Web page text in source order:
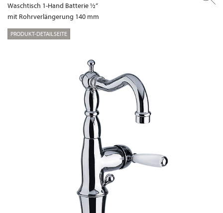
Waschtisch 1-Hand Batterie ½“
mit Rohrverlängerung 140 mm
PRODUKT-DETAILSEITE